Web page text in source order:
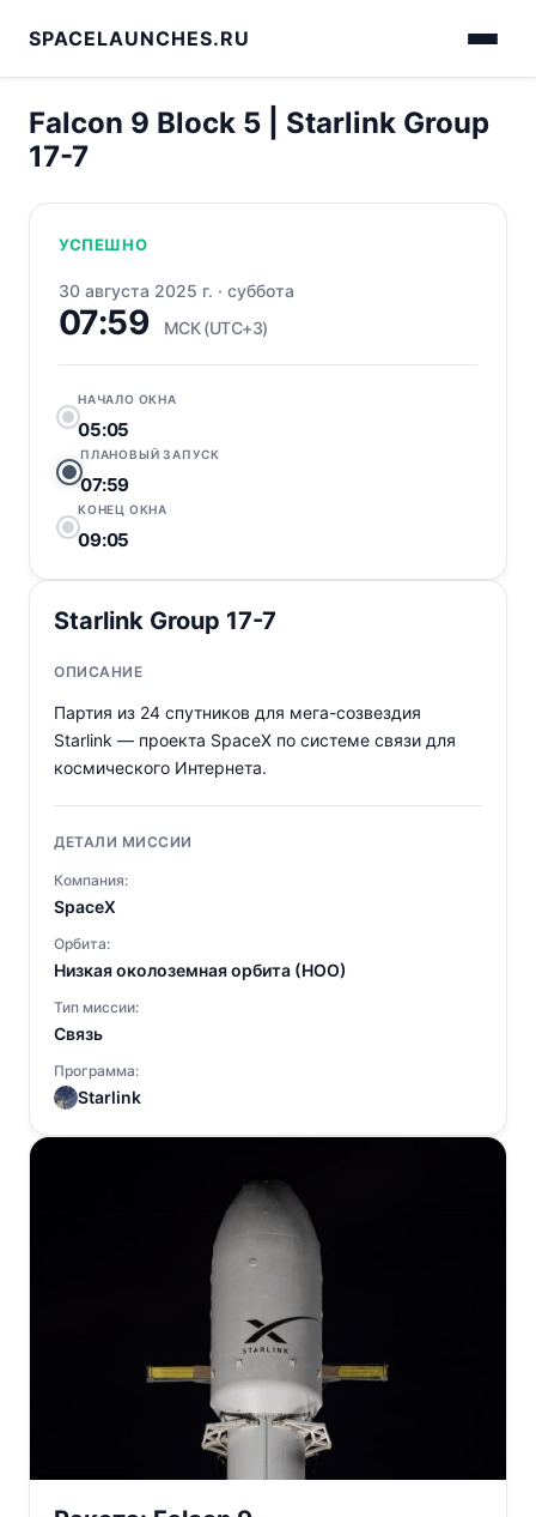
SPACELAUNCHES.RU
Falcon 9 Block 5 | Starlink Group
17-7
УСПЕШНО
30 августа 2025 г. · суббота
07:59 МСК (UTC+3)
НАЧАЛО ОКНА
05:05
ПЛАНОВЫЙ ЗАПУСК
07:59
КОНЕЦ ОКНА
09:05
Starlink Group 17-7
ОПИСАНИЕ
Партия из 24 спутников для мега-созвездия
Starlink — проекта SpaceX по системе связи для
космического Интернета.
ДЕТАЛИ МИССИИ
Компания:
SpaceX
Орбита:
Низкая околоземная орбита (НОО)
Тип миссии:
Связь
Программа:
Starlink